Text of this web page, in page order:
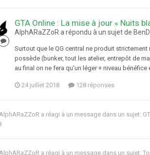
GTA Online : La mise à jour « Nuits
AlphARaZZoR a répondu à un sujet de
Surtout que le QG central ne produit
possède (bunker, tout les atelier, entrepôt de
au final on ne fera qu'un léger + niveau
24 juillet 2018 128 réponses
a réagi à un message dans un sujet:
a réagi à un message dans un sujet: